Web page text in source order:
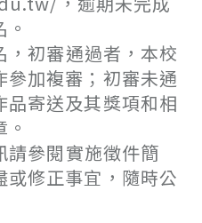
初審通過者，本校
加複審；初審未通
寄送及其獎項和相
參閱實施徵件簡
修正事宜，隨時公